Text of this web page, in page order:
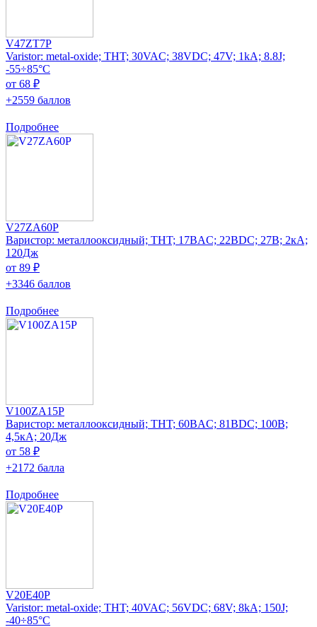
V47ZT7P
Varistor: metal-oxide; THT; 30VAC; 38VDC; 47V; 1kA; 8.8J;
-55÷85°C
от 68 ₽
+2559 баллов
Подробнее
V27ZA60P
Варистор: металлооксидный; THT; 17ВAC; 22ВDC; 27В; 2кА;
120Дж
от 89 ₽
+3346 баллов
Подробнее
V100ZA15P
Варистор: металлооксидный; THT; 60ВAC; 81ВDC; 100В;
4,5кА; 20Дж
от 58 ₽
+2172 балла
Подробнее
V20E40P
Varistor: metal-oxide; THT; 40VAC; 56VDC; 68V; 8kA; 150J;
-40÷85°C